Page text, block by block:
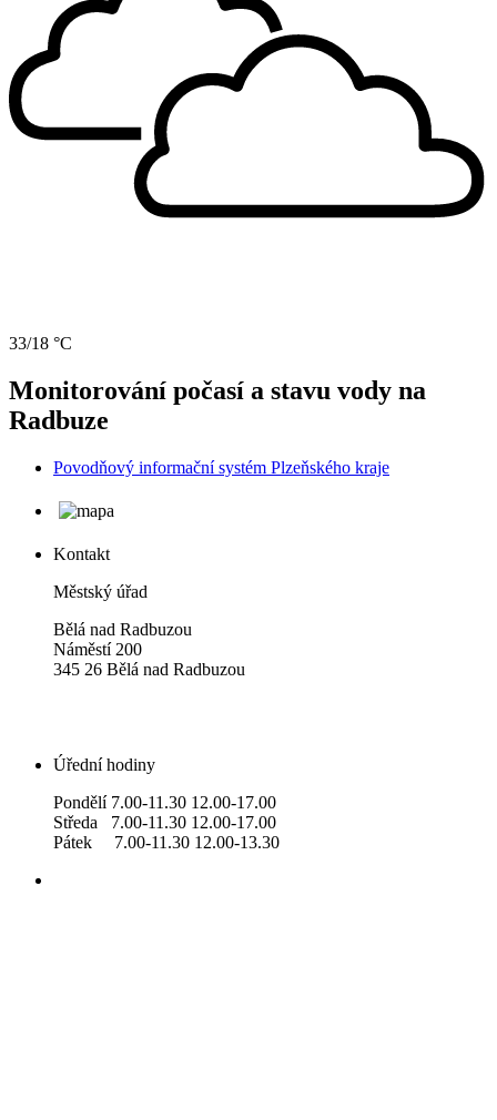
33/18 °C
Monitorování počasí a stavu vody na
Radbuze
Povodňový informační systém Plzeňského kraje
Kontakt
Městský úřad
Bělá nad Radbuzou
Náměstí 200
345 26 Bělá nad Radbuzou
Úřední hodiny
Pondělí 7.00-11.30 12.00-17.00
Středa 7.00-11.30 12.00-17.00
Pátek 7.00-11.30 12.00-13.30